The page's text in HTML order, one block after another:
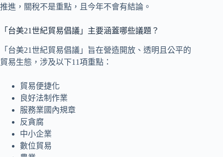
推進，關稅不是重點，且今年不會有結論。
「台美21世紀貿易倡議」主要涵蓋哪些議題？
「台美21世紀貿易倡議」旨在營造開放、透明且公平的
貿易生態，涉及以下11項重點：
貿易便捷化
良好法制作業
服務業國內規章
反貪腐
中小企業
數位貿易